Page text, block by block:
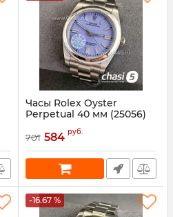
Часы Rolex Oyster
Perpetual 40 мм (25056)
25056
701 584 руб.
-16.67 %